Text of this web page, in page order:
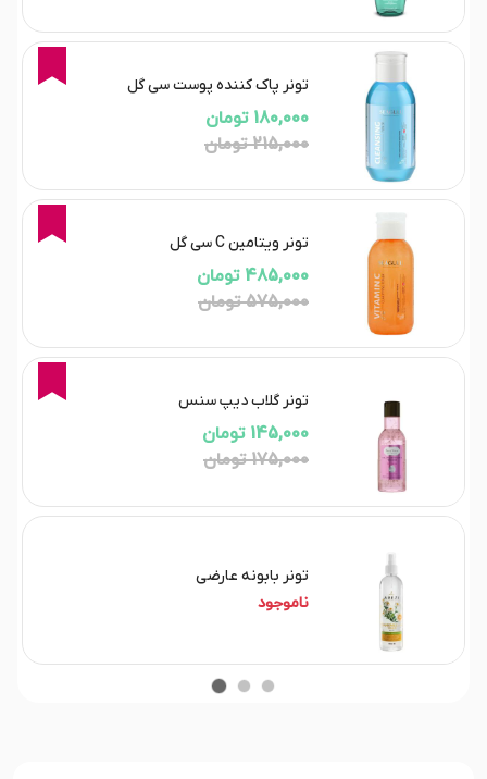
16%
تونر پاک کننده پوست سی گل
180,000 تومان
215,000 تومان
16%
تونر ویتامین C سی گل
485,000 تومان
575,000 تومان
17%
تونر گلاب دیپ سنس
145,000 تومان
175,000 تومان
تونر بابونه عارضی
ناموجود